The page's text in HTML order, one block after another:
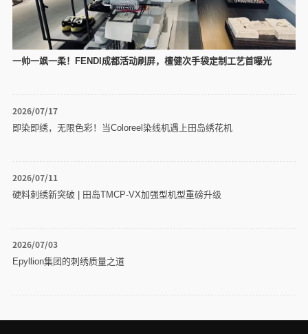
一帅一飒一柔！FENDI成都活动刷屏，檀健次手袋定制工艺首曝光
2026/07/17
即染即绣，无限色彩！当Coloreel染线机遇上田岛绣花机
2026/07/11
硬料刺绣新突破 | 田岛TMCP-VX加强型机型重磅升级
2026/07/03
Epyllion集团的刺绣质量之道